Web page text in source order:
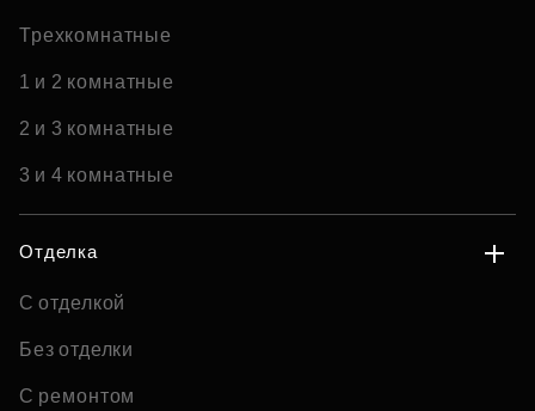
Трехкомнатные
1 и 2 комнатные
2 и 3 комнатные
3 и 4 комнатные
Отделка
С отделкой
Без отделки
С ремонтом